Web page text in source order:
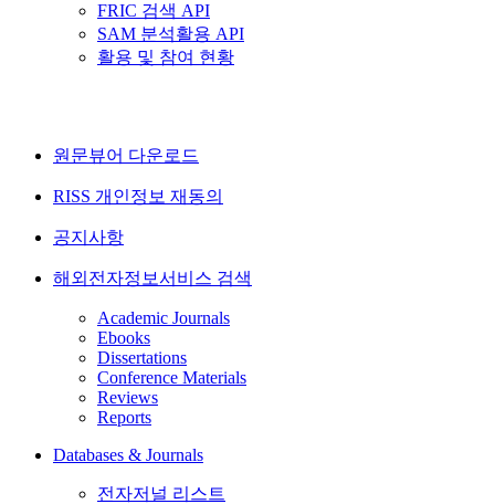
FRIC 검색 API
SAM 분석활용 API
활용 및 참여 현황
원문뷰어 다운로드
RISS 개인정보 재동의
공지사항
해외전자정보서비스 검색
Academic Journals
Ebooks
Dissertations
Conference Materials
Reviews
Reports
Databases & Journals
전자저널 리스트